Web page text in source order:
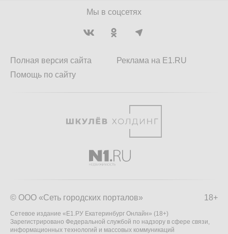
Мы в соцсетях
Полная версия сайта
Помощь по сайту
Реклама на E1.RU
18+
© ООО «Сеть городских порталов»
Сетевое издание «Е1.РУ Екатеринбург Онлайн» (18+)
Зарегистрировано Федеральной службой по надзору в сфере связи,
информационных технологий и массовых коммуникаций